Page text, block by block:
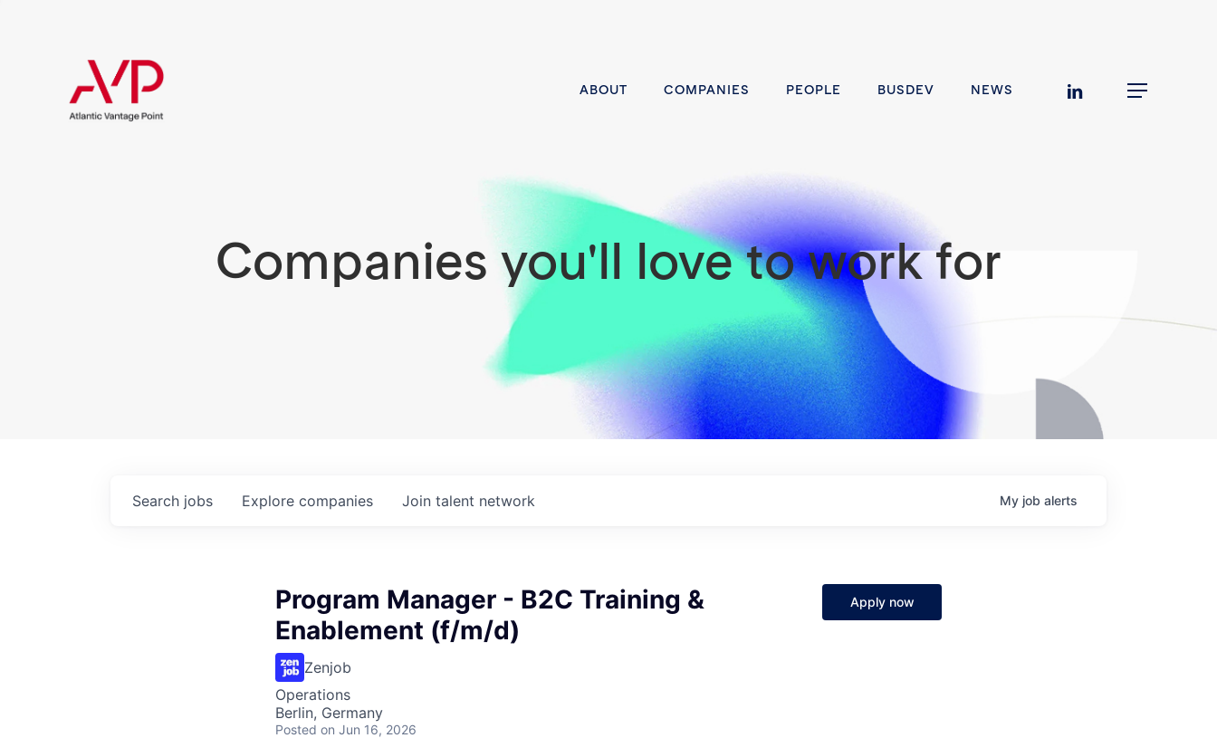
ABOUT COMPANIES PEOPLE BUSDEV NEWS linkedin Menu
Companies you'll love to work for
Search jobs Explore companies Join talent network My job alerts
Program Manager - B2C Training &
Enablement (f/m/d)
Zenjob
Operations
Berlin, Germany
Posted on Jun 16, 2026
Apply now